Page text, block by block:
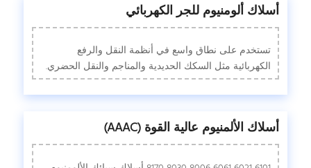
أسلاك ألومنيوم للجر الكهربائي
تستخدم على نطاق واسع في أنظمة النقل والرفع
الكهربائية مثل السكك الحديدية والمناجم والنقل الحضري.
أسلاك الألمنيوم عالية القوة (AAAC)